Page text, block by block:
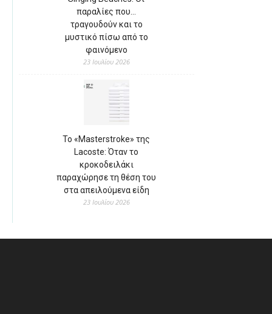
παραλίες που…
τραγουδούν και το
μυστικό πίσω από το
φαινόμενο
23 Ιουλίου 2026
Το «Masterstroke» της
Lacoste: Όταν το
κροκοδειλάκι
παραχώρησε τη θέση του
στα απειλούμενα είδη
23 Ιουλίου 2026